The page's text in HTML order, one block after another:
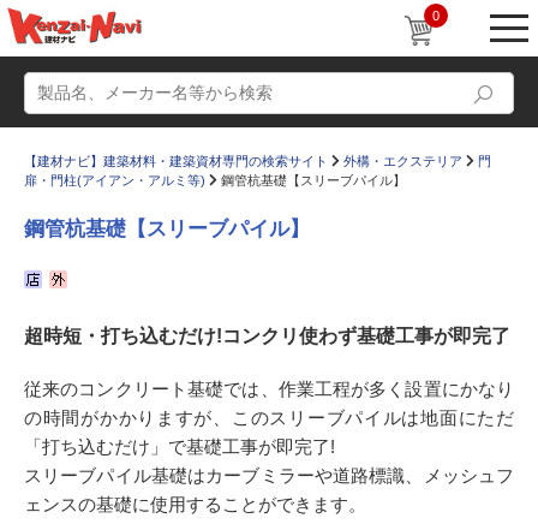
0
かたなび コラム
すまいリング 設計士インタビュー
Q＆A 販売・施工代理店募集
お気に入り
【建材ナビ】建築材料・建築資材専門の検索サイト 外構・エクステリア
門
扉・門柱(アイアン・アルミ等)
鋼管杭基礎【スリーブパイル】
鋼管杭基礎【スリーブパイル】
超時短・打ち込むだけ!コンクリ使わず基礎工事が即完了
従来のコンクリート基礎では、作業工程が多く設置にかなり
の時間がかかりますが、このスリーブパイルは地面にただ
「打ち込むだけ」で基礎工事が即完了!
スリーブパイル基礎はカーブミラーや道路標識、メッシュフ
ェンスの基礎に使用することができます。